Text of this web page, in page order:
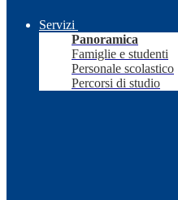
Servizi
Panoramica
Famiglie e studenti
Personale scolastico
Percorsi di studio